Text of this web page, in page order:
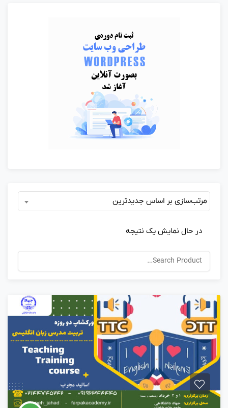
مرتب‌سازی بر اساس جدیدترین
در حال نمایش یک نتیجه